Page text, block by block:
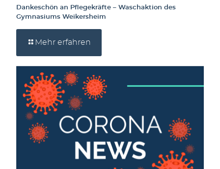
Dankeschön an Pflegekräfte – Waschaktion des
Gymnasiums Weikersheim
Mehr erfahren